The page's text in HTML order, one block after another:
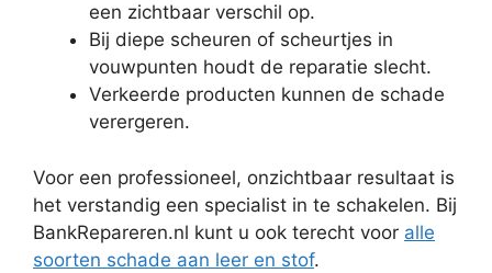
een zichtbaar verschil op.
Bij diepe scheuren of scheurtjes in
vouwpunten houdt de reparatie slecht.
Verkeerde producten kunnen de schade
verergeren.
Voor een professioneel, onzichtbaar resultaat is
het verstandig een specialist in te schakelen. Bij
BankRepareren.nl kunt u ook terecht voor alle
soorten schade aan leer en stof.